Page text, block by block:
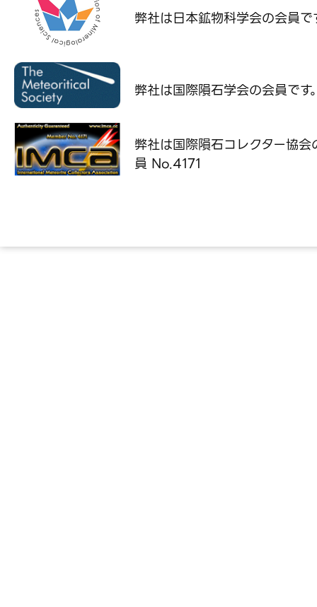
弊社は日本鉱物科学会の会員で
弊社は国際隕石学会の会員です
弊社は国際隕石コレクター協会
員 No.4171